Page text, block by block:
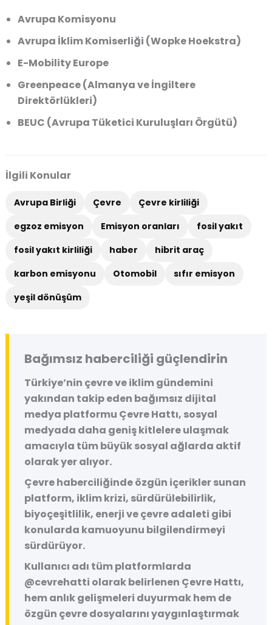
Avrupa Komisyonu
Avrupa İklim Komiserliği (Wopke Hoekstra)
E-Mobility Europe
Greenpeace (Almanya ve İngiltere
Direktörlükleri)
BEUC (Avrupa Tüketici Kuruluşları Örgütü)
İlgili Konular
Avrupa Birliği Çevre
Çevre kirliliği
egzoz emisyon
Emisyon oranları
fosil yakıt
fosil yakıt kirliliği
haber
hibrit araç
karbon emisyonu
Otomobil
sıfır emisyon
yeşil dönüşüm
Bağımsız haberciliği güçlendirin
Türkiye’nin çevre ve iklim gündemini
yakından takip eden bağımsız dijital
medya platformu Çevre Hattı, sosyal
medyada daha geniş kitlelere ulaşmak
amacıyla tüm büyük sosyal ağlarda aktif
olarak yer alıyor.
Çevre haberciliğinde özgün içerikler sunan
platform, iklim krizi, sürdürülebilirlik,
biyoçeşitlilik, enerji ve çevre adaleti gibi
konularda kamuoyunu bilgilendirmeyi
sürdürüyor.
Kullanıcı adı tüm platformlarda
@cevrehatti olarak belirlenen Çevre Hattı,
hem anlık gelişmeleri duyurmak hem de
özgün çevre dosyalarını yaygınlaştırmak